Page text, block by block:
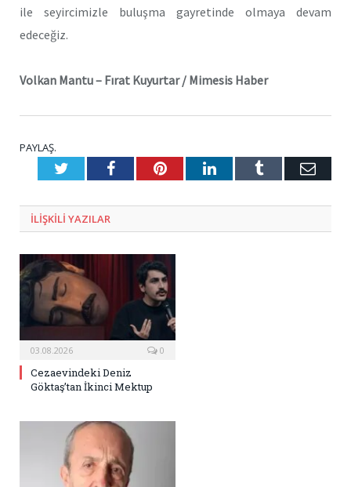
ile seyircimizle buluşma gayretinde olmaya devam
edeceğiz.
Volkan Mantu – Fırat Kuyurtar / Mimesis Haber
PAYLAŞ.
TwitterFacebookPinterestLinkedInTumblr E-
ILIŞKILI YAZILAR
03.08.2026 0
Cezaevindeki Deniz
Göktaş’tan İkinci Mektup